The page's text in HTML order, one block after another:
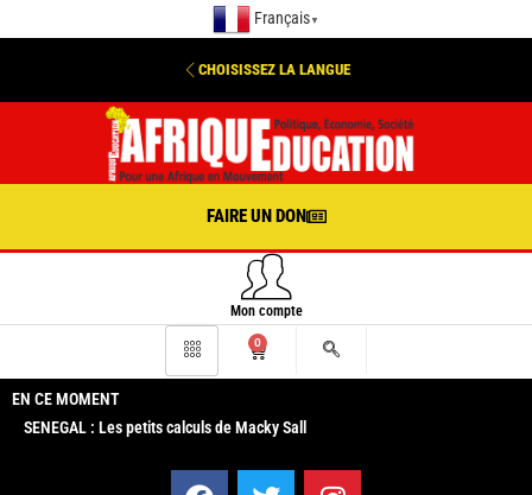
Français ▼
CHOISISSEZ LA LANGUE
FAIRE UN DON
Mon compte
0
EN CE MOMENT
SENEGAL : Les petits calculs de Macky Sall